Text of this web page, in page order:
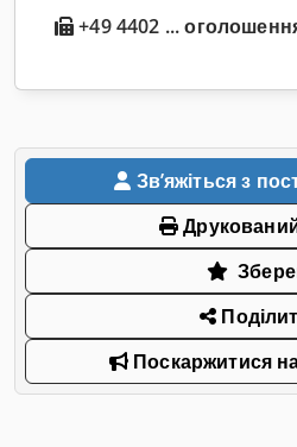
+49 4402 ...
Звʼяжіться з
Поскаржитися